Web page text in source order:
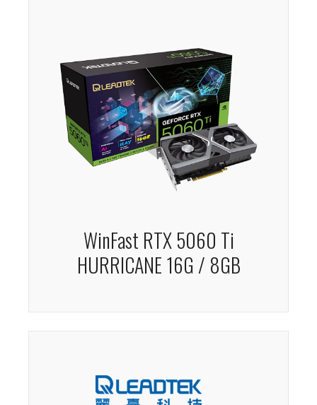
WinFast RTX 5060 Ti
HURRICANE 16G / 8GB